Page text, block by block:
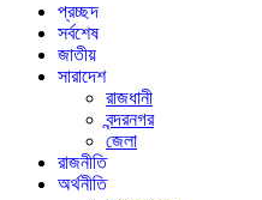
প্রচ্ছদ
সর্বশেষ
জাতীয়
সারাদেশ
রাজধানী
বন্দরনগর
জেলা
রাজনীতি
অর্থনীতি